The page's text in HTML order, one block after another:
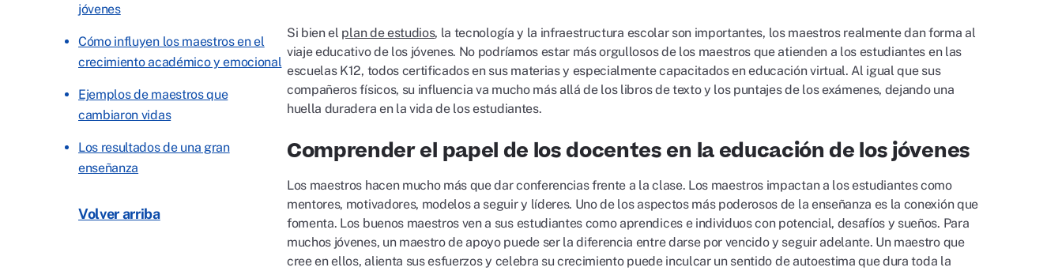
jóvenes
Cómo influyen los maestros en el
crecimiento académico y emocional
Ejemplos de maestros que
cambiaron vidas
Los resultados de una gran
enseñanza
Volver arriba
Si bien el plan de estudios, la tecnología y la infraestructura escolar son importantes, los maestros realmente dan forma al
viaje educativo de los jóvenes. No podríamos estar más orgullosos de los maestros que atienden a los estudiantes en las
escuelas K12, todos certificados en sus materias y especialmente capacitados en educación virtual. Al igual que sus
compañeros físicos, su influencia va mucho más allá de los libros de texto y los puntajes de los exámenes, dejando una
huella duradera en la vida de los estudiantes.
Comprender el papel de los docentes en la educación de los jóvenes
Los maestros hacen mucho más que dar conferencias frente a la clase. Los maestros impactan a los estudiantes como
mentores, motivadores, modelos a seguir y líderes. Uno de los aspectos más poderosos de la enseñanza es la conexión que
fomenta. Los buenos maestros ven a sus estudiantes como aprendices e individuos con potencial, desafíos y sueños. Para
muchos jóvenes, un maestro de apoyo puede ser la diferencia entre darse por vencido y seguir adelante. Un maestro que
cree en ellos, alienta sus esfuerzos y celebra su crecimiento puede inculcar un sentido de autoestima que dura toda la